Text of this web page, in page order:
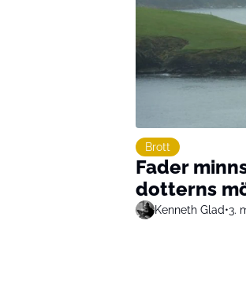
Brott
Fader
dotterns
Kenneth Glad•3.